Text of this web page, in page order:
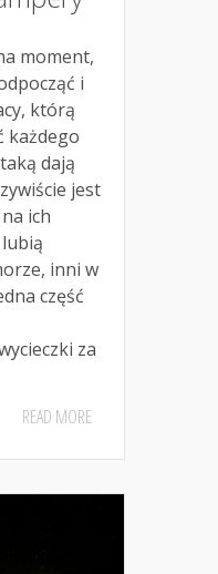
moment,
i
którą
każdego
dają
jest
ich
inni w
część
za
READ MORE